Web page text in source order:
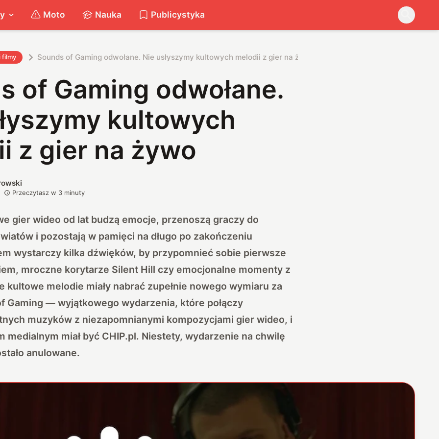
Moto Nauka Publicystyka
filmy Sounds of Gaming odwołane. Nie usłyszymy kultowych melodii z gier na żywo
of Gaming odwołane.
kultowych
z gier na żywo
Przeczytasz w 3 minuty
gier wideo od lat budzą emocje, przenoszą graczy do
i pozostają w pamięci na długo po zakończeniu
wystarczy kilka dźwięków, by przypomnieć sobie pierwsze
mroczne korytarze Silent Hill czy emocjonalne momenty z
kultowe melodie miały nabrać zupełnie nowego wymiaru za
Gaming — wyjątkowego wydarzenia, które połączy
muzyków z niezapomnianymi kompozycjami gier wideo, i
medialnym miał być CHIP.pl. Niestety, wydarzenie na chwilę
anulowane.